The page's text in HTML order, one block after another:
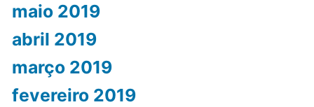
maio 2019
abril 2019
março 2019
fevereiro 2019